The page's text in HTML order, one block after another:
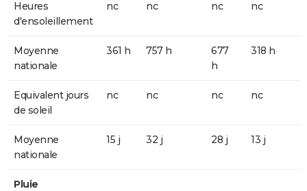
Heures
d'ensoleillement
nc nc nc nc
Moyenne
nationale
361 h 757 h
677
h
318 h
Equivalent jours
de soleil
nc nc nc nc
Moyenne
nationale
15 j 32 j 28 j 13 j
Pluie